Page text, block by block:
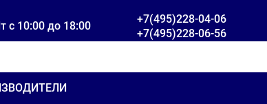
с 10:00 до 18:00
+7(495)228-04-06
+7(495)228-06-56